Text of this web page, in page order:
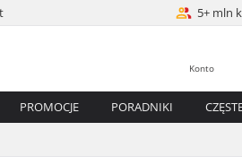
5+ mln
Konto
PROMOCJE PORADNIKI